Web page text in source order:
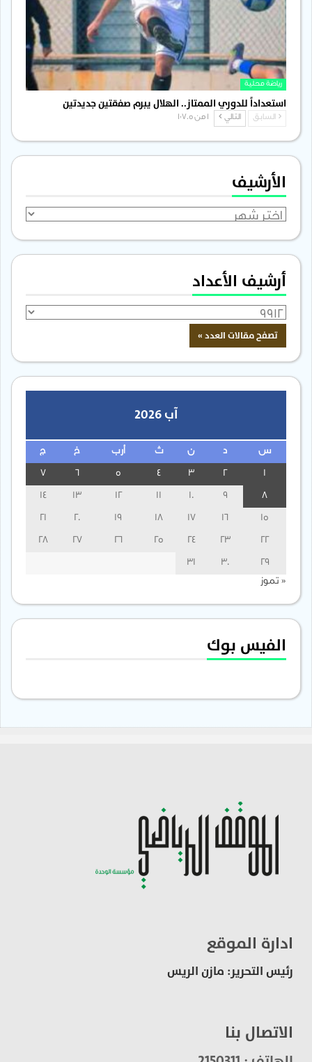
رياضة محلية
استعداداً للدوري الممتاز.. الهلال يبرم صفقتين جديدتين
السابق التالي
الأرشيف
الأرشيف
أرشيف الأعداد
آب 2026
س ن ث أرب خ ج
3
13
14
15
16
17
18
19
20
21
22
23
24
25
26
27
28
29
30
31
« تموز
الفيس بوك
ادارة الموقع
رئيس التحرير: مازن الريس
الاتصال بنا